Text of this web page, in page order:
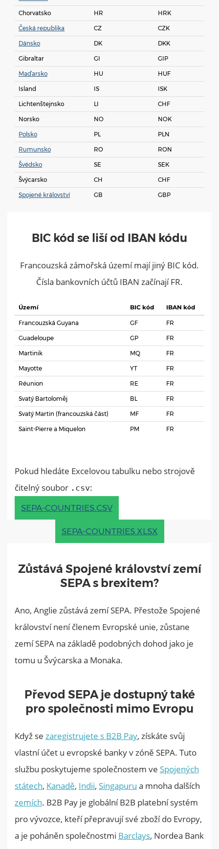
Chorvatsko HR HRK
Česká republika CZ CZK
Dánsko DK DKK
Gibraltar GI GIP
Maďarsko HU HUF
Island IS ISK
Lichtenštejnsko LI CHF
Norsko NO NOK
Polsko PL PLN
Rumunsko RO RON
Švédsko SE SEK
Švýcarsko CH CHF
Spojené království GB GBP
BIC kód se liší od IBAN kódu
Francouzská zámořská území mají jiný BIC kód.
Čísla bankovních účtů IBAN začínají FR.
Území BIC kód IBAN kód
Francouzská Guyana GF FR
Guadeloupe GP FR
Martinik MQ FR
Mayotte YT FR
Réunion RE FR
Svatý Bartoloměj BL FR
Svatý Martin (francouzská část) MF FR
Saint-Pierre a Miquelon PM FR
Pokud hledáte Excelovou tabulku nebo strojově
čitelný soubor .csv:
SEPA-COUNTRIES.CSV
SEPA-COUNTRIES.XLSX
Zůstává Spojené království zemí
SEPA s brexitem?
Ano, Anglie zůstává zemí SEPA. Přestože Spojené
království není členem Evropské unie, zůstane
zemí SEPA na základě podobných dohod jako je
tomu u Švýcarska a Monaka.
Převod SEPA je dostupný také
pro společnosti mimo Evropu
Když se zaregistrujete s B2B Pay, získáte svůj
vlastní účet u evropské banky v zóně SEPA. Tuto
službu poskytujeme společnostem ve Spojených
státech, Kanadě, Indii, Singapuru a mnoha dalších
zemích. B2B Pay je globální B2B platební systém
pro vývozce, kteří přepravují své zboží do Evropy,
a je poháněn společnostmi Barclays, Nordea Bank